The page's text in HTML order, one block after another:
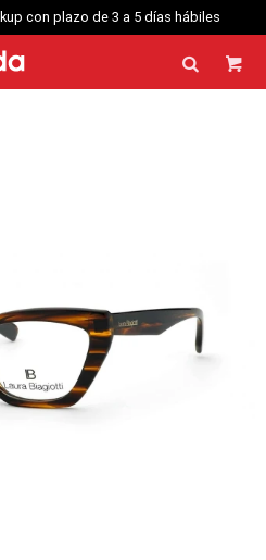
con plazo de 3 a 5 días hábiles